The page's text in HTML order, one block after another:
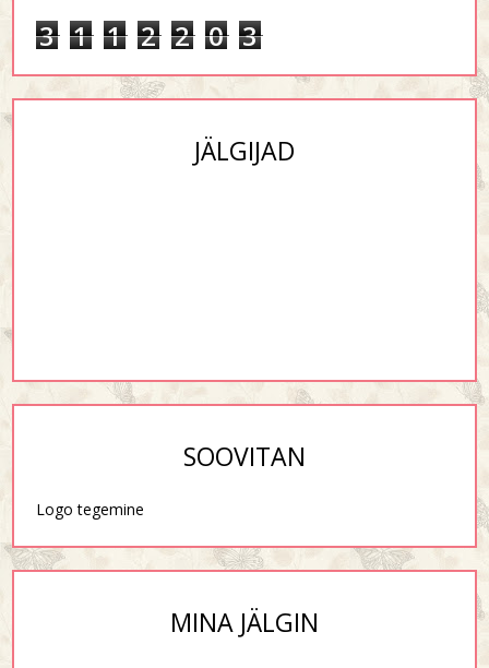
3 1 1 2 2 0 3
JÄLGIJAD
SOOVITAN
Logo tegemine
MINA JÄLGIN